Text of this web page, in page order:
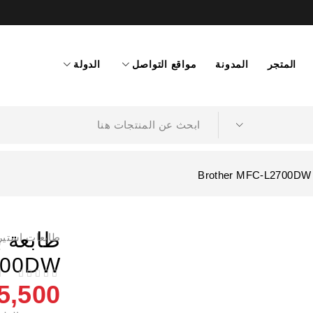
المتجر المدونة مواقع التواصل الدولة
طابعات